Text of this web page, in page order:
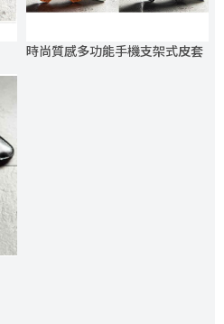
時尚質感多功能手機支架式皮套